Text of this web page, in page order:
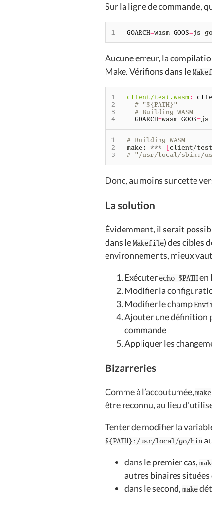
Sur la ligne de commande,
GOARCH=wasm GOOS=js
Aucune erreur, la
Make. Vérifions dans le
client/test.wasm:
# "${PATH}"
# Building WASM
GOARCH=wasm GOOS=
# Building WASM
make: ***
[client/
# "/usr/local/sbin:/
Donc, au moins sur cette
La solution
Évidemment, il serait
dans leMakefile) des cibles
environnements, mieux
Exécuterecho $PATHen
Modifier la
Modifier le champ
Ajouter une définition
commande
Appliquer les
Bizarreries
Comme à l’accoutumée, make
être reconnu, au lieu
Tenter de modifier la
${PATH}:/usr/local/go/bin
dans le premier cas,
autres binaires
dans le second, make